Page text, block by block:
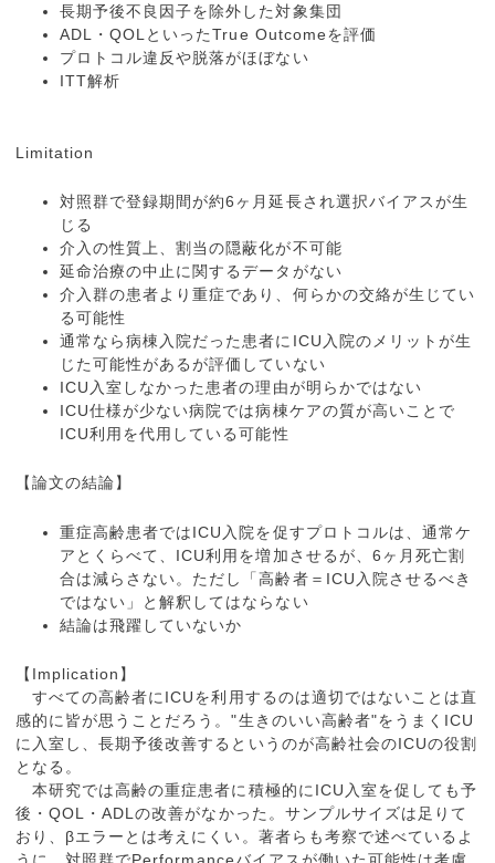
長期予後不良因子を除外した対象集団
ADL・QOLといったTrue Outcomeを評価
プロトコル違反や脱落がほぼない
ITT解析
Limitation
対照群で登録期間が約6ヶ月延長され選択バイアスが生
じる
介入の性質上、割当の隠蔽化が不可能
延命治療の中止に関するデータがない
介入群の患者より重症であり、何らかの交絡が生じてい
る可能性
通常なら病棟入院だった患者にICU入院のメリットが生
じた可能性があるが評価していない
ICU入室しなかった患者の理由が明らかではない
ICU仕様が少ない病院では病棟ケアの質が高いことで
ICU利用を代用している可能性
【論文の結論】
重症高齢患者ではICU入院を促すプロトコルは、通常ケ
アとくらべて、ICU利用を増加させるが、6ヶ月死亡割
合は減らさない。ただし「高齢者＝ICU入院させるべき
ではない」と解釈してはならない
結論は飛躍していないか
【Implication】
すべての高齢者にICUを利用するのは適切ではないことは直
感的に皆が思うことだろう。"生きのいい高齢者"をうまくICU
に入室し、長期予後改善するというのが高齢社会のICUの役割
となる。
本研究では高齢の重症患者に積極的にICU入室を促しても予
後・QOL・ADLの改善がなかった。サンプルサイズは足りて
おり、βエラーとは考えにくい。著者らも考察で述べているよ